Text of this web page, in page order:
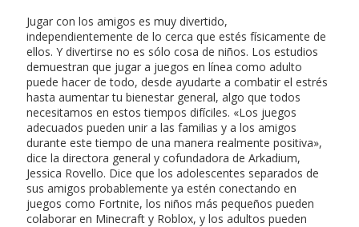
Jugar con los amigos es muy divertido,
independientemente de lo cerca que estés físicamente de
ellos. Y divertirse no es sólo cosa de niños. Los estudios
demuestran que jugar a juegos en línea como adulto
puede hacer de todo, desde ayudarte a combatir el estrés
hasta aumentar tu bienestar general, algo que todos
necesitamos en estos tiempos difíciles. «Los juegos
adecuados pueden unir a las familias y a los amigos
durante este tiempo de una manera realmente positiva»,
dice la directora general y cofundadora de Arkadium,
Jessica Rovello. Dice que los adolescentes separados de
sus amigos probablemente ya estén conectando en
juegos como Fortnite, los niños más pequeños pueden
colaborar en Minecraft y Roblox, y los adultos pueden